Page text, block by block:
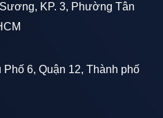
KP. 3, Phường Tân
6, Quận 12, Thành phố